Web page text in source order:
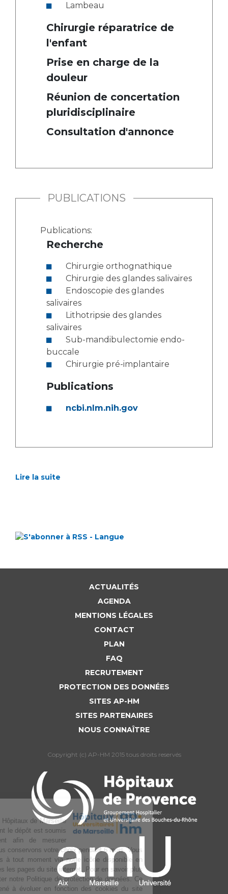
Lambeau
Chirurgie réparatrice de
l'enfant
Prise en charge de la
douleur
Réunion de concertation
pluridisciplinaire
Consultation d'annonce
PUBLICATIONS
Publications:
Recherche
Chirurgie orthognathique
Chirurgie des glandes salivaires
salivaires
salivaires
buccale
Chirurgie pré-implantaire
Publications
ncbi.nlm.nih.gov
Lire la suite
ACTUALITÉS
AGENDA
MENTIONS LÉGALES
CONTACT
PLAN
FAQ
RECRUTEMENT
PROTECTION DES DONNÉES
SITES AP-HM
SITES PARTENAIRES
NOUS CONNAÎTRE
Copyright (c) AP-HM 2015 tous droits reservés
L’Assistance publique Hôpitaux de Marseille
utilise des cookies dont le dépôt est soumis
à votre consentement afin de mesurer
l’audience du site. Nous conservons votre choix pendant 6 mois. Vous
pouvez changer d’avis à tout moment via notre icône disponible en
bas à gauche de toutes les pages du site internet. Pour en savoir plus
sur la gestion, consulter notre Politique de protection de données. Ce
texte pourra être amené à évoluer en fonction des cookies du site